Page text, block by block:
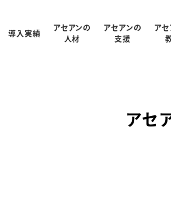
導入実績
アセアンの
人材
PNTCの教育
アセアンの
支援
ア
アセ